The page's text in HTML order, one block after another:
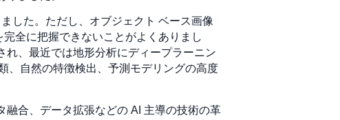
した。ただし、オブジェクト ベース画像
全に把握できないことがよくありまし
、最近では地形分析にディープラーニン
、自然の特徴検出、予測モデリングの高度
合、データ拡張などの AI 主導の技術の革